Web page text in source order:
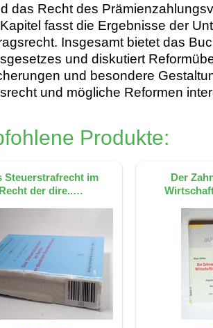
das Recht des
fasst die Ergebnisse der
Insgesamt bietet das
und diskutiert
und besondere
und mögliche Reformen
Produkte:
Steuerstrafrecht im
Recht der dire..…
Der